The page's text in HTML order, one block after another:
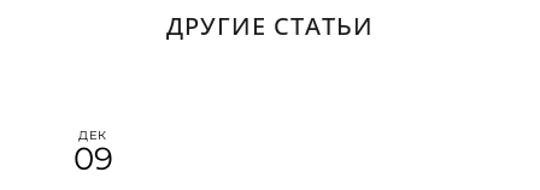
ДРУГИЕ СТАТЬИ
ДЕК
09